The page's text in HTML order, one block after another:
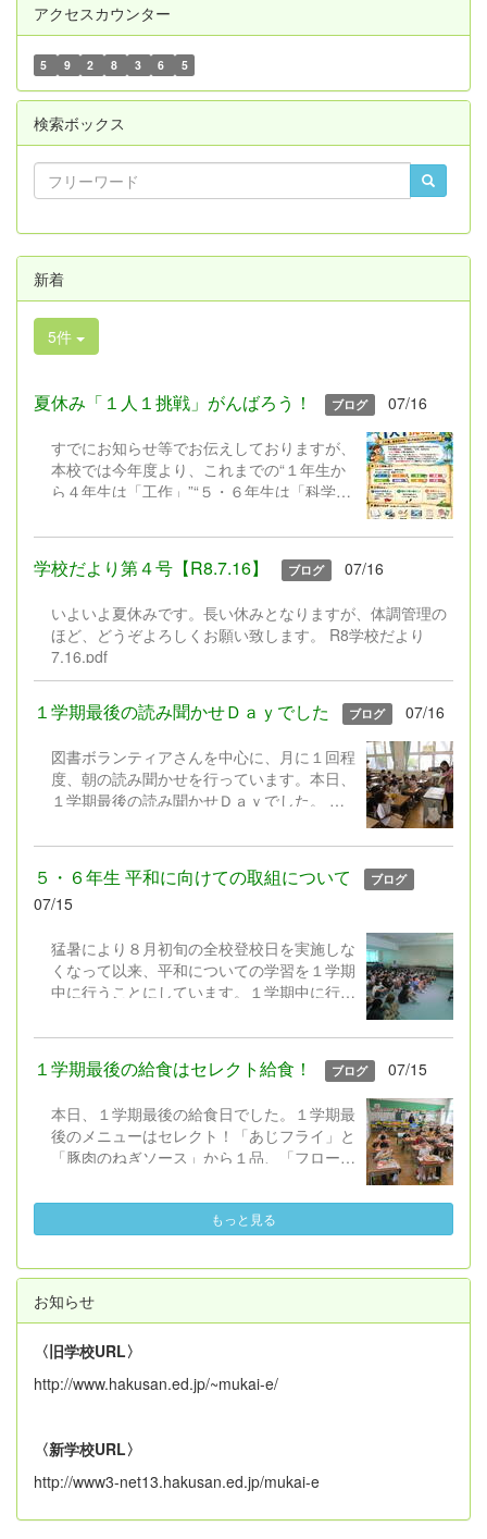
アクセスカウンター
5 9 2 8 3 6 5
検索ボックス
新着
5件
夏休み「１人１挑戦」がんばろう！ ブログ 07/16
すでにお知らせ等でお伝えしておりますが、
本校では今年度より、これまでの“１年生か
ら４年生は「工作」”“５・６年生は「科学研
題を見直し、新たに「1人1挑戦」を実施い
たします。近年、子どもたちの興味や関心は
ますます多様化しています。また、これから
動しながら学び続ける力が求められていま
す。 そこで本校では、工作や理科の研究に
限定するのではなく、子どもたち一人一人が
「やってみたい」「もっと知りたい」「でき
るようになりたい」と思うことに挑戦する機
もちろん、これまでの「工作」や「自由研
究」も大歓迎です。「子どもたちの興味・関
心に合わせて、取組内容の幅を広げ、長い休
16:30）には、取り組んだ「１人１挑戦」を
紹介する作品展を実施します。保護者の皆
学校だより第４号【R8.7.16】 ブログ 07/16
いよいよ夏休みです。長い休みとなりますが、体調管理の
ほど、どうぞよろしくお願い致します。 R8学校だより
7.16.pdf
１学期最後の読み聞かせＤａｙでした ブログ 07/16
図書ボランティアさんを中心に、月に１回程
度、朝の読み聞かせを行っています。本日、
１学期最後の読み聞かせＤａｙでした。
紙芝居を工夫を凝らして読み聞かせしてくだ
さいます。子どもたちは、もうくぎ付け！
そして、図書委員会の児童や学校職員
も、図書ボランティアさんと一緒に読み聞か
せＤａｙは、９月２４日（木）からスター
ト。またステキな本やお話と出会えますよう
に。
５・６年生 平和に向けての取組について ブログ
07/15
猛暑により８月初旬の全校登校日を実施しな
くなって以来、平和についての学習を１学期
中に行うことにしています。１学期中に行う
「戦争」や「平和」に関する番組を、それぞ
れの児童が思いを持ちながら視聴し、平和に
ついて考えを深められるようになればという
習を行いました。米倉斉加年 作の絵本「お
となになれなかった弟たちに...」を題材に、
挿絵を映し出しながら、５・６年担任と教務
で読み聞かせました（校長はピアノBGMと
歌...）。 子どもたちはぐっと集中しな
分たちができることについて考えられたと思
います。 「おとなになれなかった弟たち
に...」は中学１年生の国語の教科書にも掲載
されているとのことですので機会があれば読
んでみていただければ幸いです。 他の学
年・学級でも、平和について考える取組を夏
１学期最後の給食はセレクト給食！ ブログ 07/15
本日、１学期最後の給食日でした。１学期最
後のメニューはセレクト！「あじフライ」と
「豚肉のねぎソース」から１品、「フローズ
品、事前に選んだものを食べます。セレクト
する以外の共通のメニューは、「わかめご
１年生も１学期最後の給食・初めてのセ
給食開始日は、９月１日（火）です。
もっと見る
お知らせ
〈旧学校URL〉
http://www.hakusan.ed.jp/~mukai-e/
〈新学校URL〉
http://www3-net13.hakusan.ed.jp/mukai-e